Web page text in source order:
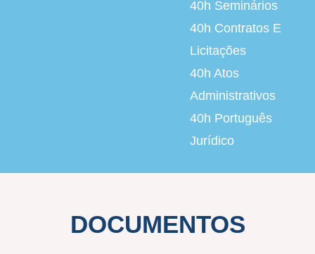
40h Seminários
40h Contratos E
Licitações
40h Atos
Administrativos
40h Português
Jurídico
DOCUMENTOS